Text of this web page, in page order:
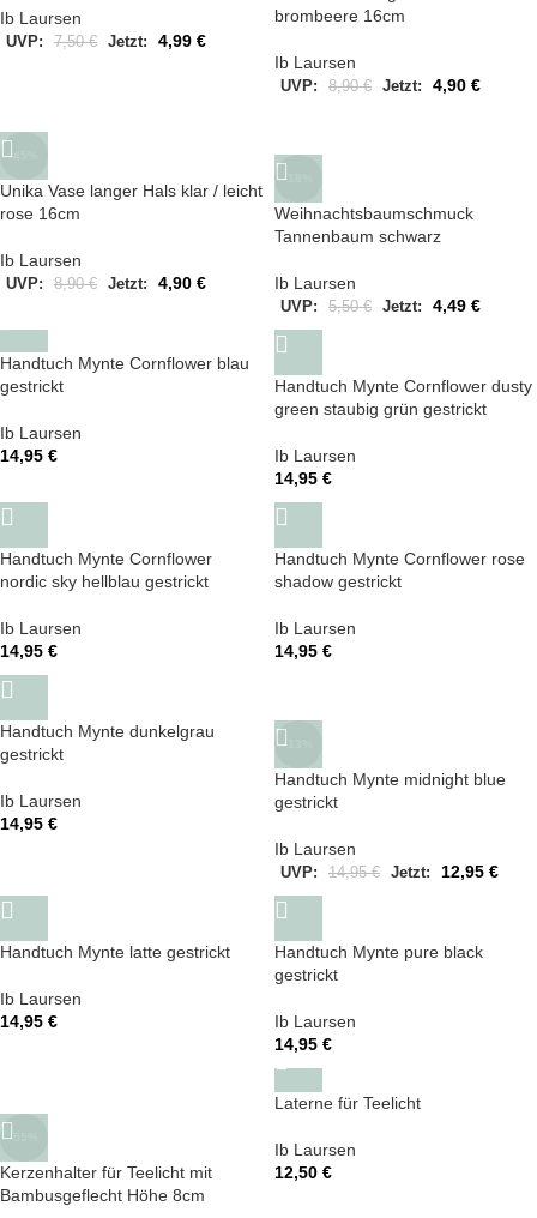
Ib Laursen
UVP: 7,50€ Jetzt: 4,99 €
brombeere 16cm
Ib Laursen
UVP: 8,90€ Jetzt: 4,90 €
-45%
Unika Vase langer Hals klar / leicht
rose 16cm
Ib Laursen
UVP: 8,90€ Jetzt: 4,90 €
-18%
Weihnachtsbaumschmuck
Tannenbaum schwarz
Ib Laursen
UVP: 5,50€ Jetzt: 4,49 €
Handtuch Mynte Cornflower blau
gestrickt
Ib Laursen
14,95 €
Handtuch Mynte Cornflower dusty
green staubig grün gestrickt
Ib Laursen
14,95 €
Handtuch Mynte Cornflower
nordic sky hellblau gestrickt
Ib Laursen
14,95 €
Handtuch Mynte Cornflower rose
shadow gestrickt
Ib Laursen
14,95 €
Handtuch Mynte dunkelgrau
gestrickt
Ib Laursen
14,95 €
-13%
Handtuch Mynte midnight blue
gestrickt
Ib Laursen
UVP: 14,95€ Jetzt: 12,95 €
Handtuch Mynte latte gestrickt
Ib Laursen
14,95 €
Handtuch Mynte pure black
gestrickt
Ib Laursen
14,95 €
-55%
Kerzenhalter für Teelicht mit
Bambusgeflecht Höhe 8cm
Laterne für Teelicht
Ib Laursen
12,50 €